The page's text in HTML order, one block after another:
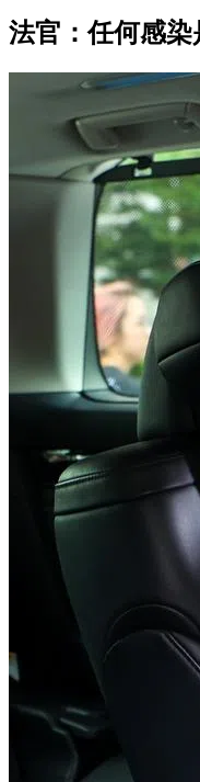
法官：任何感